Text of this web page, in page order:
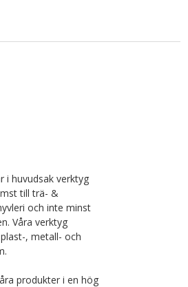
i huvudsak verktyg
till trä- &
och inte minst
Våra verktyg
, metall- och
produkter i en hög